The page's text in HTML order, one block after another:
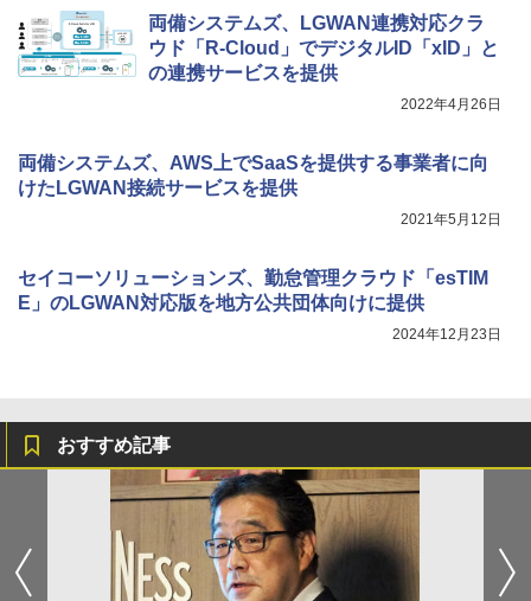
両備システムズ、LGWAN連携対応クラ
ウド「R-Cloud」でデジタルID「xID」と
の連携サービスを提供
2022年4月26日
両備システムズ、AWS上でSaaSを提供する事業者に向
けたLGWAN接続サービスを提供
2021年5月12日
セイコーソリューションズ、勤怠管理クラウド「esTIM
E」のLGWAN対応版を地方公共団体向けに提供
2024年12月23日
おすすめ記事